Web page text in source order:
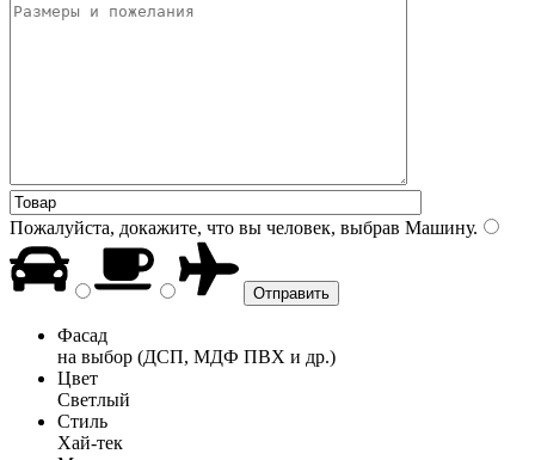
Пожалуйста, докажите, что вы человек, выбрав Машину.
Фасад
на выбор (ДСП, МДФ ПВХ и др.)
Цвет
Светлый
Стиль
Хай-тек